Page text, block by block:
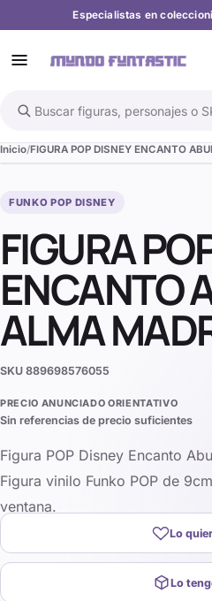
Especialistas en
Buscar en el catálogo
Inicio FIGURA POP DISNEY ENCANTO
FUNKO POP DISNEY
FIGURA
ENCANTO
ALMA
SKU 889698576055
PRECIO ANUNCIADO ORIENTATIVO
Sin referencias de precio suficientes
Figura POP Disney Encanto
Figura vinilo Funko POP de
ventana.
Lo
Lo